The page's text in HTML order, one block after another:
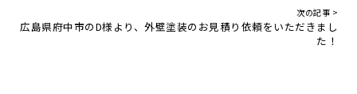
次の記事 >
広島県府中市のD様より、外壁塗装のお見積り依頼をいただきまし
た！